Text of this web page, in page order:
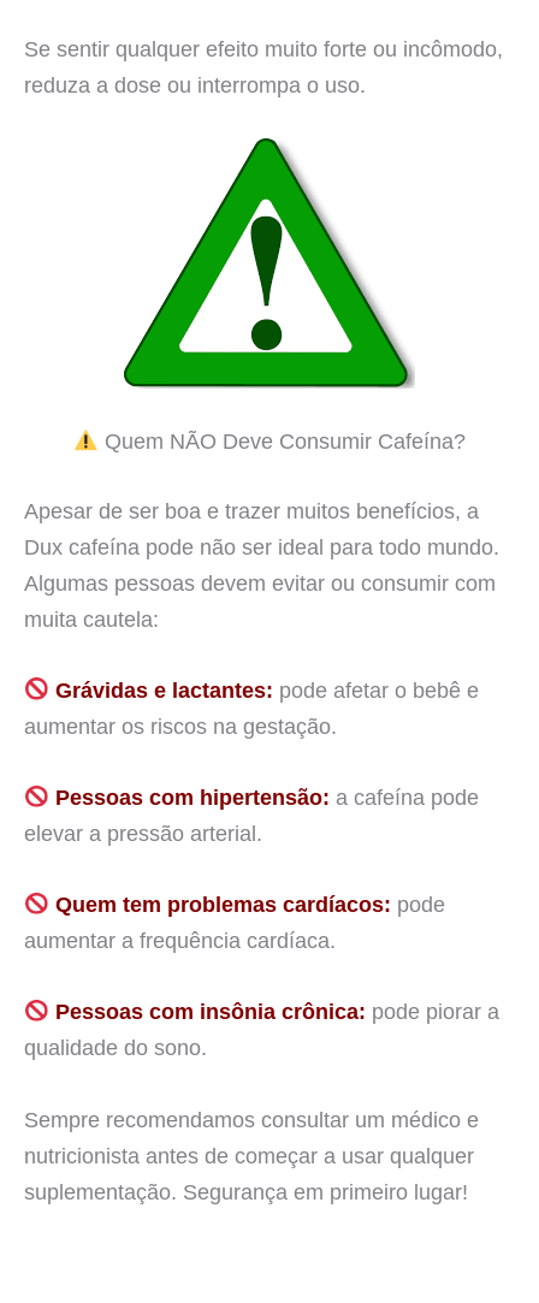
Se sentir qualquer efeito muito forte ou incômodo,
reduza a dose ou interrompa o uso.
Quem NÃO Deve Consumir Cafeína?
Apesar de ser boa e trazer muitos benefícios, a
Dux cafeína pode não ser ideal para todo mundo.
Algumas pessoas devem evitar ou consumir com
muita cautela:
Grávidas e lactantes: pode afetar o bebê e
aumentar os riscos na gestação.
Pessoas com hipertensão: a cafeína pode
elevar a pressão arterial.
Quem tem problemas cardíacos: pode
aumentar a frequência cardíaca.
Pessoas com insônia crônica: pode piorar a
qualidade do sono.
Sempre recomendamos consultar um médico e
nutricionista antes de começar a usar qualquer
suplementação. Segurança em primeiro lugar!